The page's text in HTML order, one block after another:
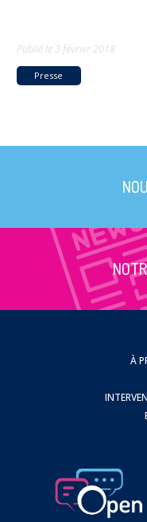
Publié le 3 février 2018
Presse
À